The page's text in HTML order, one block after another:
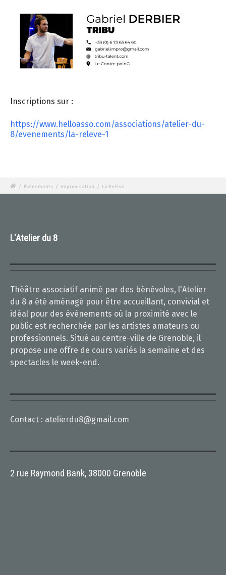
Inscriptions sur :
https://www.helloasso.com/associations/atelier-du-
8/evenements/la-releve-1
/ Évènements / Improvisation / La Relève
L'Atelier du 8
Théâtre associatif animé par des bénévoles, l'Atelier
du 8 a été aménagé pour être accueillant, convivial et
idéal pour des évènements où la proximité avec le
public est recherchée par les artistes amateurs ou
professionnels. Situé au centre-ville de Grenoble, il
propose une offre de cours variés la semaine et des
spectacles le week-end.
Contact : atelierdu8@gmail.com
2 rue Raymond Bank, 38000 Grenoble